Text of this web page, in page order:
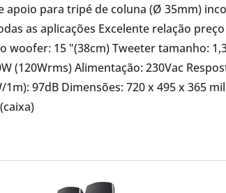
apoio para tripé de coluna (Ø 35mm)
as aplicações Excelente relação
woofer: 15 "(38cm) Tweeter tamanho:
(120Wrms) Alimentação: 230Vac
1m): 97dB Dimensões: 720 x 495 x 365